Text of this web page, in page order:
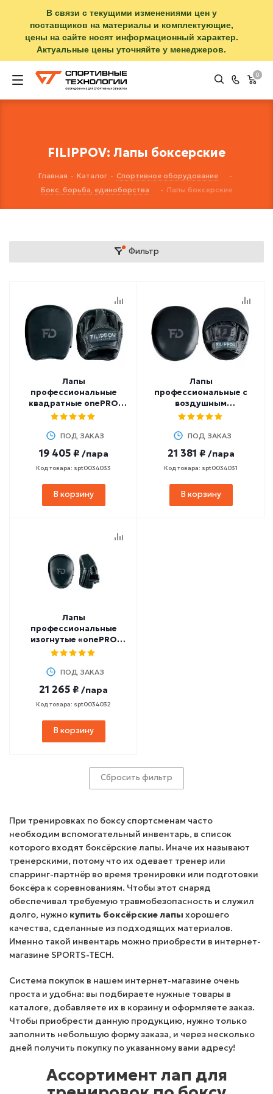
В связи с текущими изменениями цен у
поставщиков на материалы и комплектующие,
цены на сайте носят информационный характер.
Актуальные цены уточняйте у менеджеров.
0
FILIPPOV: Лапы боксерские
Главная - Каталог - Спортивное оборудование
-
Бокс, борьба, единоборства
- Лапы боксерские
Фильтр
Лапы
профессиональные
квадратные onePRO
FILIPPOV (нат.кожа)
ПОД ЗАКАЗ
19 405 ₽ /пара
Код товара: spt0034033
В корзину
Лапы
профессиональные с
воздушным
амортизатором onePRO
ПОД ЗАКАЗ
21 381 ₽ /пара
Код товара: spt0034031
В корзину
Лапы
профессиональные
изогнутые «onePRO
FILIPPOV (нат.кожа)
ПОД ЗАКАЗ
21 265 ₽ /пара
Код товара: spt0034032
В корзину
Сбросить фильтр
При тренировках по боксу спортсменам часто
необходим вспомогательный инвентарь, в список
которого входят боксёрские лапы. Иначе их называют
тренерскими, потому что их одевает тренер или
спарринг-партнёр во время тренировки или подготовки
боксёра к соревнованиям. Чтобы этот снаряд
обеспечивал требуемую травмобезопасность и служил
долго, нужно купить боксёрские лапы хорошего
качества, сделанные из подходящих материалов.
Именно такой инвентарь можно приобрести в интернет-
магазине SPORTS-TECH.
Система покупок в нашем интернет-магазине очень
проста и удобна: вы подбираете нужные товары в
каталоге, добавляете их в корзину и оформляете заказ.
Чтобы приобрести данную продукцию, нужно только
заполнить небольшую форму заказа, и через несколько
дней получить покупку по указанному вами адресу!
Ассортимент лап для